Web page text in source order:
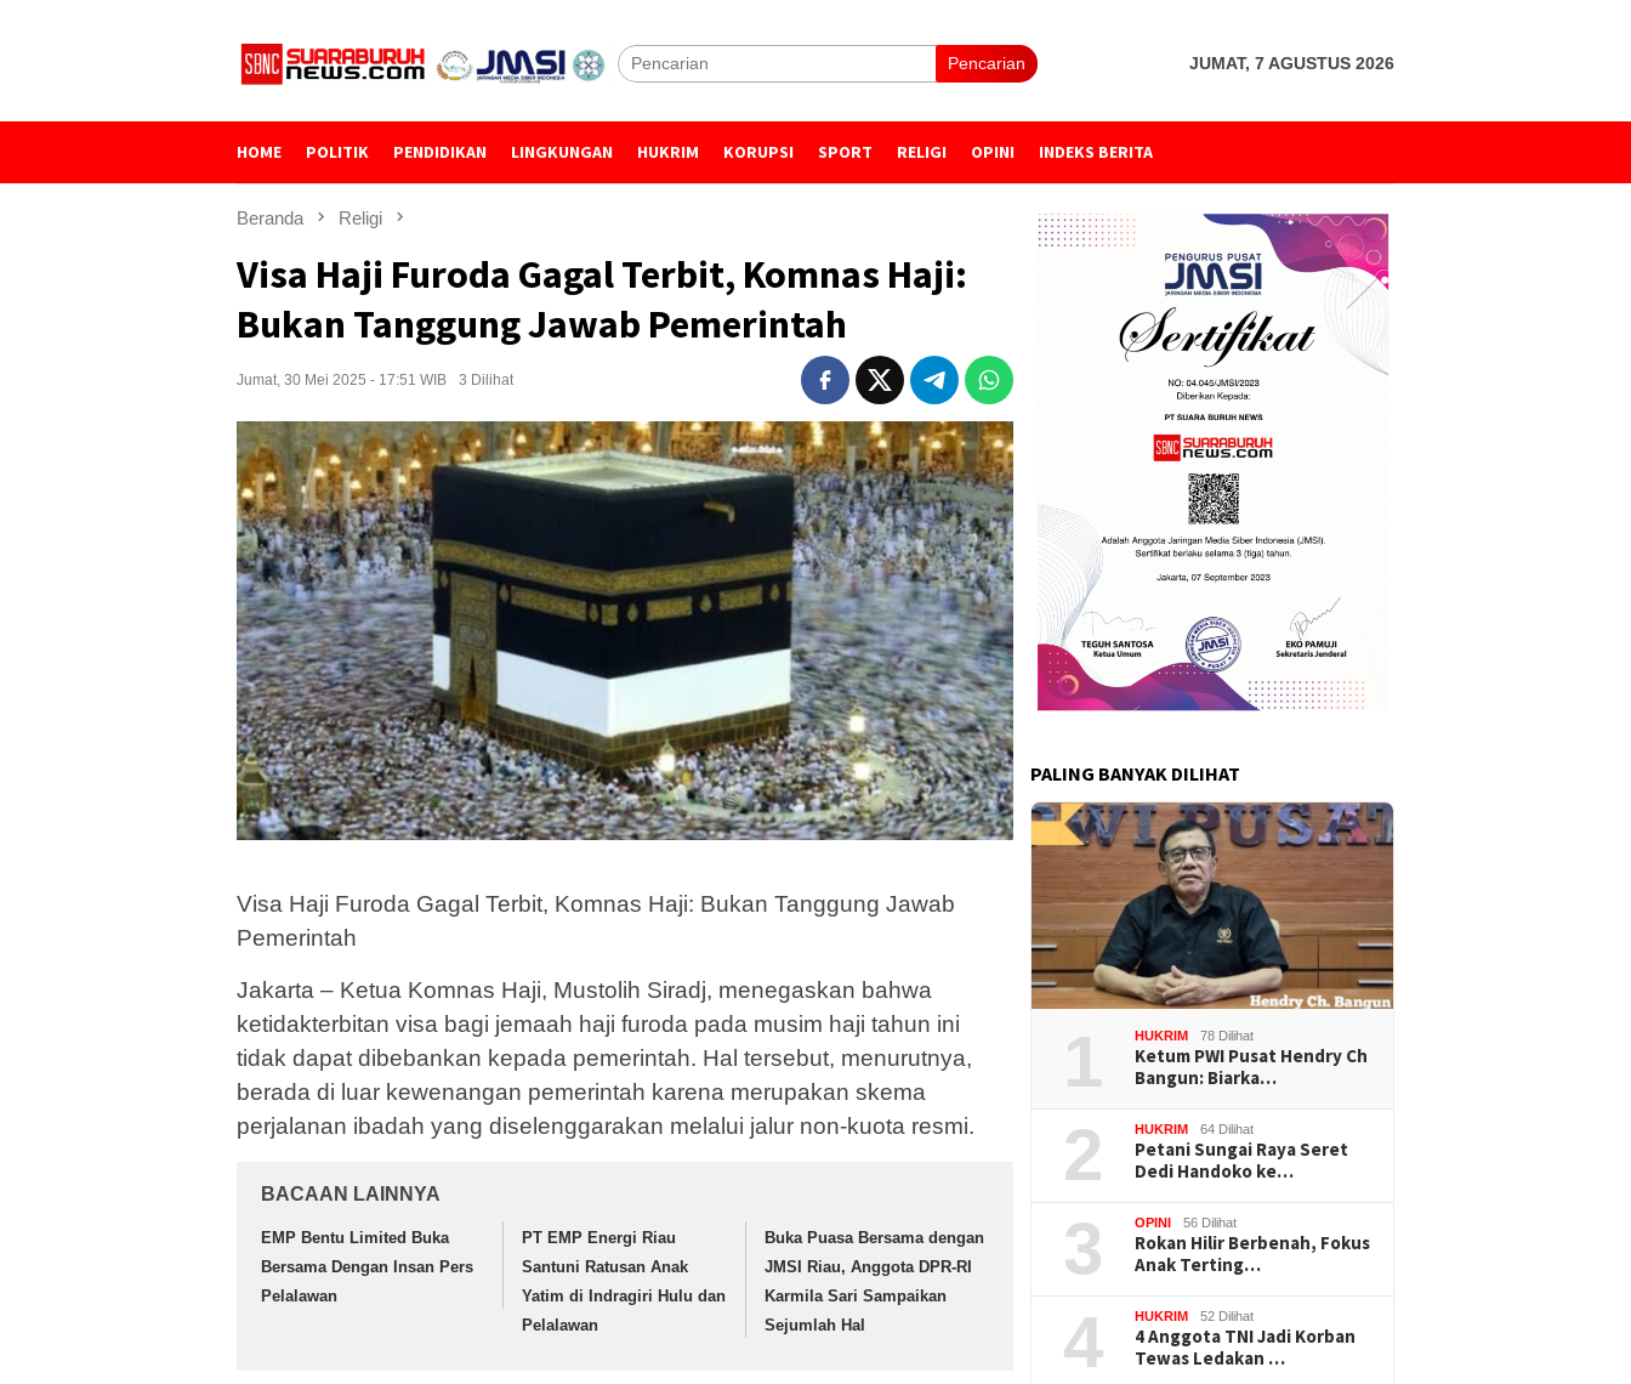
Pencarian JUMAT, 7 AGUSTUS 2026
HOME POLITIK PENDIDIKAN LINGKUNGAN HUKRIM KORUPSI SPORT RELIGI OPINI INDEKS BERITA
Beranda Religi
Visa Haji Furoda Gagal Terbit, Komnas Haji:
Bukan Tanggung Jawab Pemerintah
Jumat, 30 Mei 2025 - 17:51 WIB 3 Dilihat
Visa Haji Furoda Gagal Terbit, Komnas Haji: Bukan Tanggung Jawab
Pemerintah
Jakarta – Ketua Komnas Haji, Mustolih Siradj, menegaskan bahwa
ketidakterbitan visa bagi jemaah haji furoda pada musim haji tahun ini
tidak dapat dibebankan kepada pemerintah. Hal tersebut, menurutnya,
berada di luar kewenangan pemerintah karena merupakan skema
perjalanan ibadah yang diselenggarakan melalui jalur non-kuota resmi.
BACAAN LAINNYA
EMP Bentu Limited Buka
Bersama Dengan Insan Pers
Pelalawan
PT EMP Energi Riau
Santuni Ratusan Anak
Yatim di Indragiri Hulu dan
Pelalawan
Buka Puasa Bersama dengan
JMSI Riau, Anggota DPR-RI
Karmila Sari Sampaikan
Sejumlah Hal
PALING BANYAK DILIHAT
1 HUKRIM 78 Dilihat
Ketum PWI Pusat Hendry Ch
Bangun: Biarka…
2 HUKRIM 64 Dilihat
Petani Sungai Raya Seret
Dedi Handoko ke…
3 OPINI 56 Dilihat
Rokan Hilir Berbenah, Fokus
Anak Terting…
4 HUKRIM 52 Dilihat
4 Anggota TNI Jadi Korban
Tewas Ledakan …